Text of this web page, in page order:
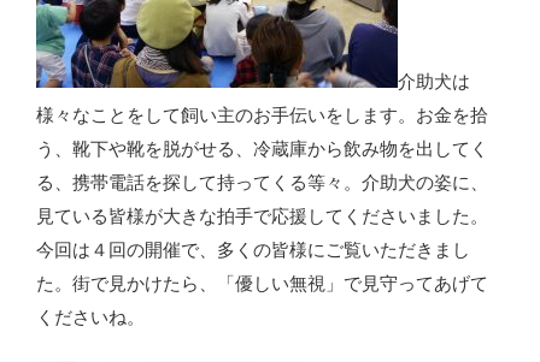
介助犬は
様々なことをして飼い主のお手伝いをします。お金を拾
う、靴下や靴を脱がせる、冷蔵庫から飲み物を出してく
る、携帯電話を探して持ってくる等々。介助犬の姿に、
見ている皆様が大きな拍手で応援してくださいました。
今回は４回の開催で、多くの皆様にご覧いただきまし
た。街で見かけたら、「優しい無視」で見守ってあげて
くださいね。